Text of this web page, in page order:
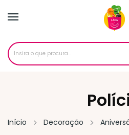
Início Decoração